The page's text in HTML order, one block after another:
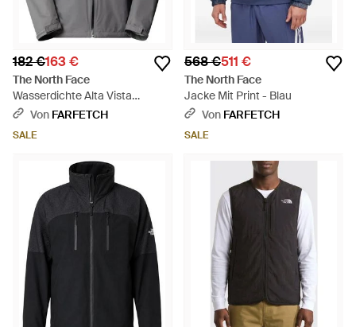
182 €163 €
The North Face
Wasserdichte Alta Vista
Kapuzenjacke - Grau
Von FARFETCH
SALE
568 €511 €
The North Face
Jacke Mit Print - Blau
Von FARFETCH
SALE